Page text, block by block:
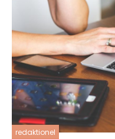
redaktionel